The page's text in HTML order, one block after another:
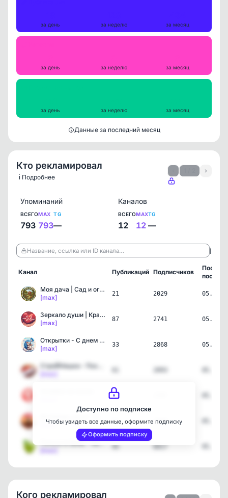
за день за неделю за месяц
за день за неделю за месяц
за день за неделю за месяц
Данные за последний месяц
Кто рекламировал
ℹ️ Подробнее
›
Упоминаний
ВСЕГО
793
MAX
793
TG
—
Каналов
ВСЕГО
12
MAX
12
TG
—
Название, ссылка или ID канала… ℹ️
Канал Публикаций Подписчиков
пост
Моя дача | Сад и огород
[max]
21 2029
Зеркало души | Красивые …
[max]
87 2741
Открытки - С днем рожден…
[max]
33 2868
90
[max]
91 1659
Польза & Вред - Здоровье…
95 6017
Доступно по подписке
Чтобы увидеть все данные, оформите подписку
Оформить подписку
Кого рекламировал